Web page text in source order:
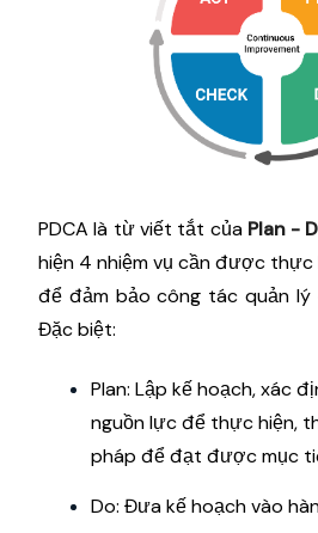
PDCA là từ viết tắt của Plan -
hiện 4 nhiệm vụ cần được
để đảm bảo công tác quản
Đặc biệt:
Plan: Lập kế hoạch, xác
nguồn lực để thực hiện,
pháp để đạt được mục
Do: Đưa kế hoạch vào